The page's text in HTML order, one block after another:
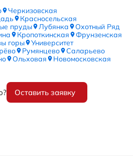
Черкизовская
Красносельская
пруды Лубянка
Охотный Ряд
Кропоткинская
Фрунзенская
горы
Университет
Румянцево
Саларьево
Ольховая
Новомосковская
Оставить заявку